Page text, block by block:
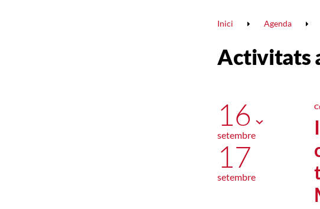
Inici Agenda
Activitats
16
setembre
17
setembre